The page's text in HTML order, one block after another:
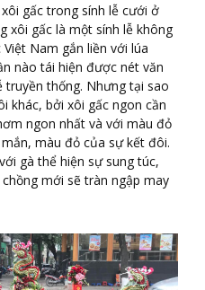
gấc trong sính lễ cưới ở
xôi gấc là một sính lễ không
Nam gắn liền với lúa
nào tái hiện được nét văn
thống. Nhưng tại sao
khác, bởi xôi gấc ngon cần
ngon nhất và với màu đỏ
màu đỏ của sự kết đôi.
gà thể hiện sự sung túc,
mới sẽ tràn ngập may